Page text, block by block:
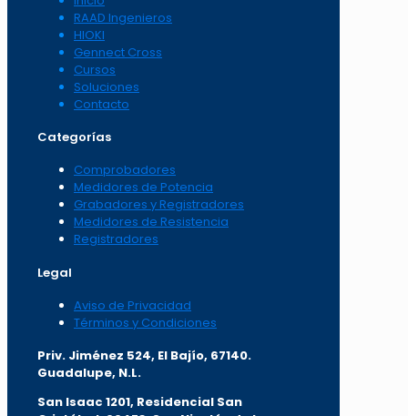
RAAD Ingenieros
HIOKI
Gennect Cross
Cursos
Soluciones
Contacto
Categorías
Comprobadores
Medidores de Potencia
Grabadores y Registradores
Medidores de Resistencia
Registradores
Legal
Aviso de Privacidad
Términos y Condiciones
Priv. Jiménez 524, El Bajío, 67140.
Guadalupe, N.L.
San Isaac 1201, Residencial San